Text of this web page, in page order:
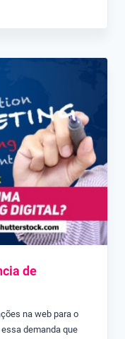
de
na web para o
demanda que